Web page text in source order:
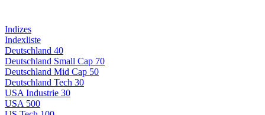
Indizes
Indexliste
Deutschland 40
Deutschland Small Cap 70
Deutschland Mid Cap 50
Deutschland Tech 30
USA Industrie 30
USA 500